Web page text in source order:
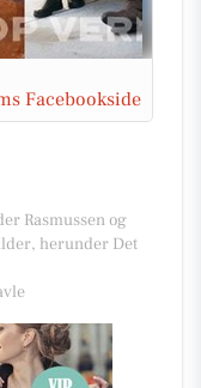
Facebookside
Rasmussen og
herunder Det